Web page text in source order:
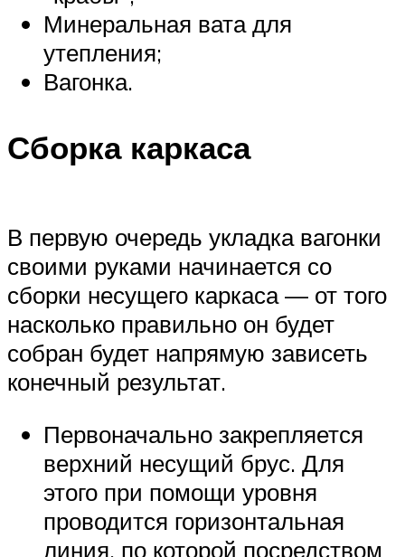
Минеральная вата для
утепления;
Вагонка.
Сборка каркаса
В первую очередь укладка вагонки
своими руками начинается со
сборки несущего каркаса — от того
насколько правильно он будет
собран будет напрямую зависеть
конечный результат.
Первоначально закрепляется
верхний несущий брус. Для
этого при помощи уровня
проводится горизонтальная
линия, по которой посредством